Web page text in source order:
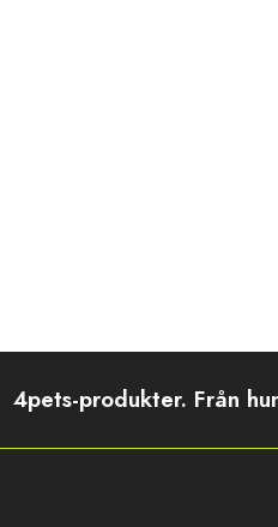
4pets-produkter. Från